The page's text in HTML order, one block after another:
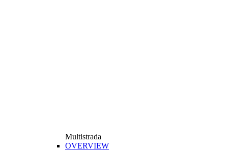
Multistrada
OVERVIEW